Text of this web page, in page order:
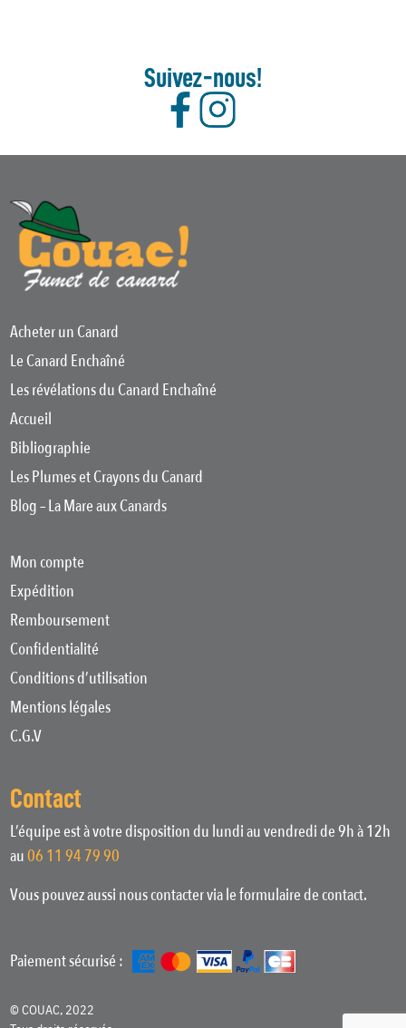
Suivez-nous!
Acheter un Canard
Le Canard Enchaîné
Les révélations du Canard Enchaîné
Accueil
Bibliographie
Les Plumes et Crayons du Canard
Blog – La Mare aux Canards
Mon compte
Expédition
Remboursement
Confidentialité
Conditions d’utilisation
Mentions légales
C.G.V
Contact
L’équipe est à votre disposition du lundi au vendredi de 9h à 12h
au06 11 94 79 90
Vous pouvez aussi nous contacter via le formulaire de contact.
Paiement sécurisé :
© COUAC, 2022